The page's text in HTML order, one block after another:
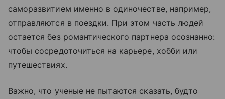
саморазвитием именно в одиночестве, например,
отправляются в поездки. При этом часть людей
остается без романтического партнера осознанно:
чтобы сосредоточиться на карьере, хобби или
путешествиях.
Важно, что ученые не пытаются сказать, будто